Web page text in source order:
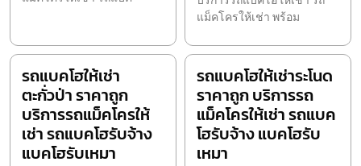
แม็คโครให้เช่า พร้อม
รถแบคโฮให้เช่า
ตะกั่วป่า ราคาถูก
บริการรถแม็คโครให้
เช่า รถแบคโฮรับจ้าง
แบคโฮรับเหมา
รถแบคโฮให้เช่าระโนด
ราคาถูก บริการรถ
แม็คโครให้เช่า รถแบค
โฮรับจ้าง แบคโฮรับ
เหมา